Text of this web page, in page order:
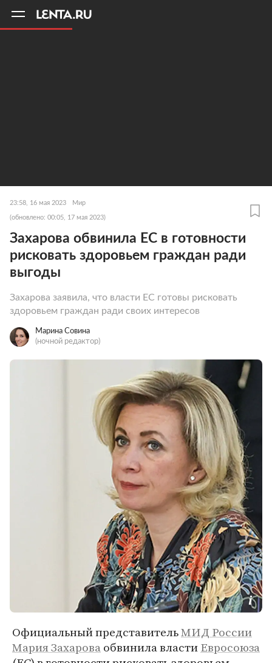
23:58, 16 мая 2023 Мир
(обновлено: 00:05, 17 мая 2023)
Захарова обвинила ЕС в готовности
рисковать здоровьем граждан ради
выгоды
Захарова заявила, что власти ЕС готовы рисковать
здоровьем граждан ради своих интересов
Марина Совина
(ночной редактор)
Официальный представительМИД России
Мария Захароваобвинила властиЕвросоюза